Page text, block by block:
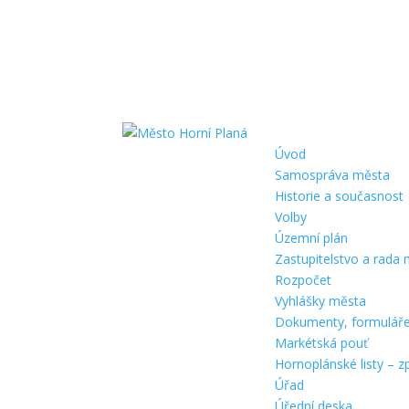
Úvod
Samospráva města
Historie a současnost
Volby
Územní plán
Zastupitelstvo a rada
Rozpočet
Vyhlášky města
Dokumenty, formuláře
Markétská pouť
Hornoplánské listy –
Úřad